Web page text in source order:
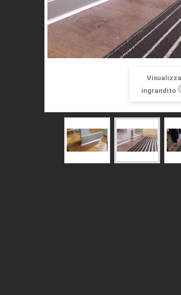
Visualizza
ingrandito